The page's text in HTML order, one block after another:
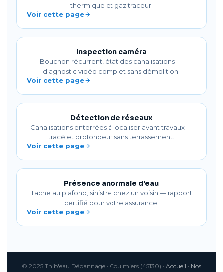
thermique et gaz traceur.
Voir cette page
Inspection caméra
Bouchon récurrent, état des canalisations —
diagnostic vidéo complet sans démolition.
Voir cette page
Détection de réseaux
Canalisations enterrées à localiser avant travaux —
tracé et profondeur sans terrassement.
Voir cette page
Présence anormale d'eau
Tache au plafond, sinistre chez un voisin — rapport
certifié pour votre assurance.
Voir cette page
© 2025 Thib'eau Dépannage · Coulmiers (45130) · Accueil · Nos